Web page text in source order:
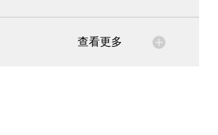
查看更多